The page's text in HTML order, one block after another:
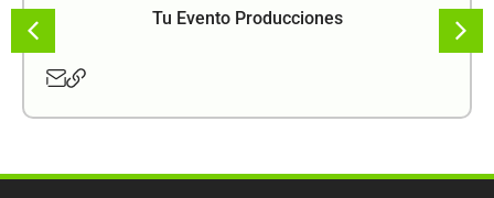
Tu Evento Producciones